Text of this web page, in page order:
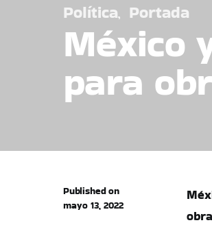
Política Portada
México
para
Published on
mayo 13, 2022